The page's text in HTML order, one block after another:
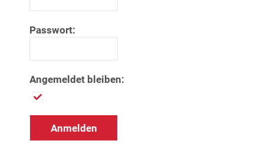
Passwort:
Angemeldet bleiben: